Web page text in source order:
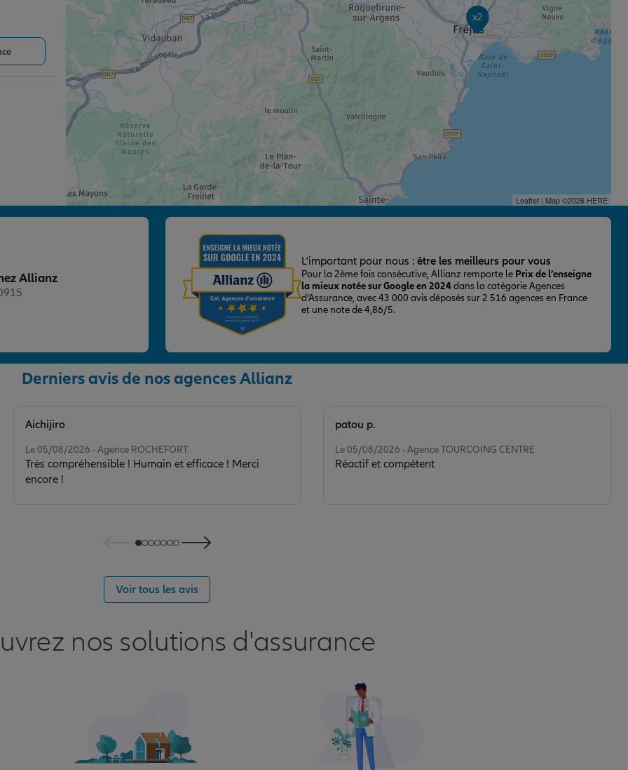
x2
Leaflet| Map ©2026 HERE
Allianz
L'important pour nous : être les meilleurs pour vous
Pour la 2ème fois consécutive, Allianz remporte le Prix de l’enseigne
la mieux notée sur Google en 2024dans la catégorie Agences
d’Assurance, avec 43 000 avis déposés sur 2 516 agences en France
et une note de 4,86/5.
Derniers avis de nos agences Allianz
Le 05/08/2026 - Agence ROCHEFORT
Très compréhensible ! Humain et efficace ! Merci
encore !
Aichijiro
Le 05/08/2026 - Agence TOURCOING CENTRE
Réactif et compétent
patou p.
Voir tous les avis
nos solutions d'assurance